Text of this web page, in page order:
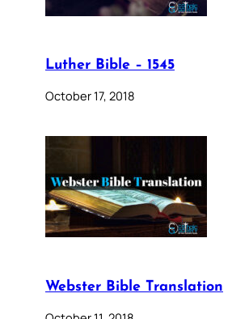
Luther Bible – 1545
October 17, 2018
Webster Bible Translation